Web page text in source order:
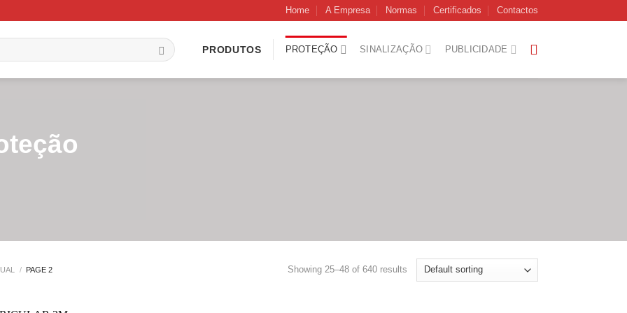
Home A Empresa Normas Certificados Contactos
PRODUTOS PROTEÇÃO SINALIZAÇÃO PUBLICIDADE
/ PAGE 2 Showing 25–48 of 640 results